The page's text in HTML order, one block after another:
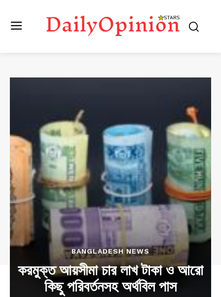
BANGLADESH NEWS
করমুক্ত আয়সীমা চার লাখ টাকা ও আরো
কিছু পরিবর্তনসহ অর্থবিল পাস